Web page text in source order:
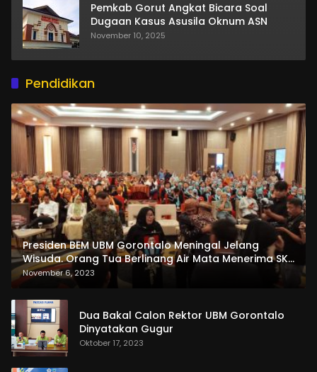
Pemkab Gorut Angkat Bicara Soal
Dugaan Kasus Asusila Oknum ASN
November 10, 2025
Pendidikan
Presiden BEM UBM Gorontalo Meningal Jelang
Wisuda. Orang Tua Berlinang Air Mata Menerima SKL
dan Pemasangan Salempang
November 6, 2023
Dua Bakal Calon Rektor UBM Gorontalo
Dinyatakan Gugur
Oktober 17, 2023